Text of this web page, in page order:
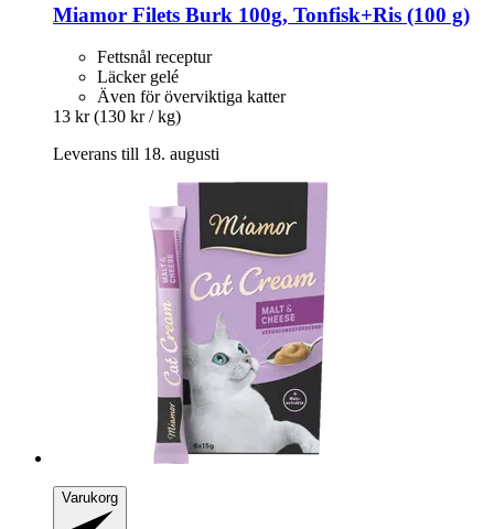
Miamor Filets Burk 100g, Tonfisk+Ris (100 g)
Fettsnål receptur
Läcker gelé
Även för överviktiga katter
13 kr (130 kr / kg)
Leverans till 18. augusti
Varukorg